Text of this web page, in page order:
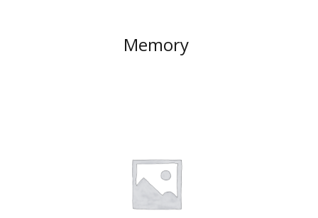
Memory